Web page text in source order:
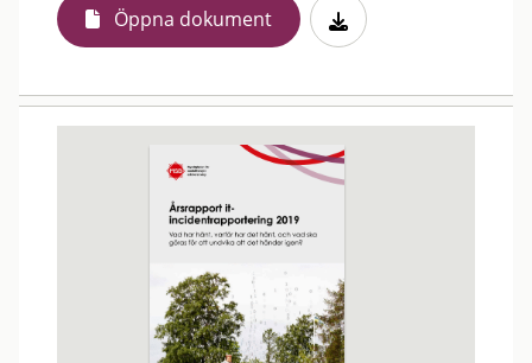
Öppna dokument